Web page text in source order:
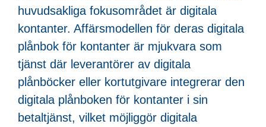
huvudsakliga fokusområdet är digitala
kontanter. Affärsmodellen för deras digitala
plånbok för kontanter är mjukvara som
tjänst där leverantörer av digitala
plånböcker eller kortutgivare integrerar den
digitala plånboken för kontanter i sin
betaltjänst, vilket möjliggör digitala